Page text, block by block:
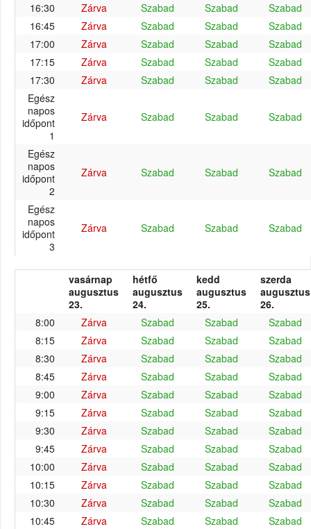
16:30 Zárva Szabad Szabad
Szabad
16:45
Zárva Szabad Szabad
Szabad
17:00
Zárva Szabad Szabad
Szabad
17:15
Zárva Szabad Szabad
Szabad
17:30
Zárva Szabad Szabad
Szabad
Egész
napos
időpont
1
Zárva Szabad Szabad Szabad
Egész
napos
időpont
2
Zárva Szabad Szabad Szabad
Egész
napos
időpont
3
Zárva Szabad Szabad Szabad
vasárnap
augusztus
23.
hétfő
augusztus
24.
kedd
augusztus
25.
szerda
augusztus
26.
8:00
Zárva Szabad Szabad
Szabad
8:15
Zárva Szabad Szabad
Szabad
8:30
Zárva Szabad Szabad
Szabad
8:45
Zárva Szabad Szabad
Szabad
9:00
Zárva Szabad Szabad
Szabad
9:15
Zárva Szabad Szabad
Szabad
9:30
Zárva Szabad Szabad
Szabad
9:45
Zárva Szabad Szabad
Szabad
10:00
Zárva Szabad Szabad
Szabad
10:15
Zárva Szabad Szabad
Szabad
10:30
Zárva Szabad Szabad
Szabad
10:45
Zárva Szabad Szabad
Szabad